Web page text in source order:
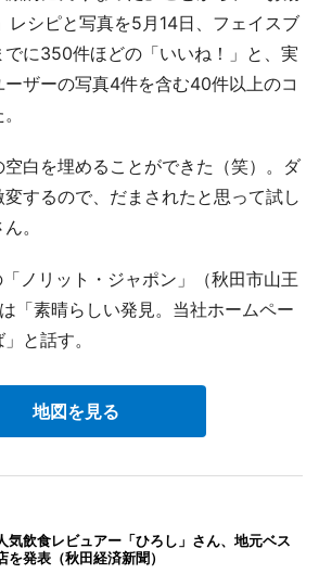
レシピと写真を5月14日、フェイスブ
でに350件ほどの「いいね！」と、実
ザーの写真4件を含む40件以上のコ
白を埋めることができた（笑）。ダ
するので、だまされたと思って試し
。
ノリット・ジャポン」（秋田市山王
「素晴らしい発見。当社ホームペー
と話す。
地図を見る
気飲食レビュアー「ひろし」さん、地元ベス
を発表（秋田経済新聞）